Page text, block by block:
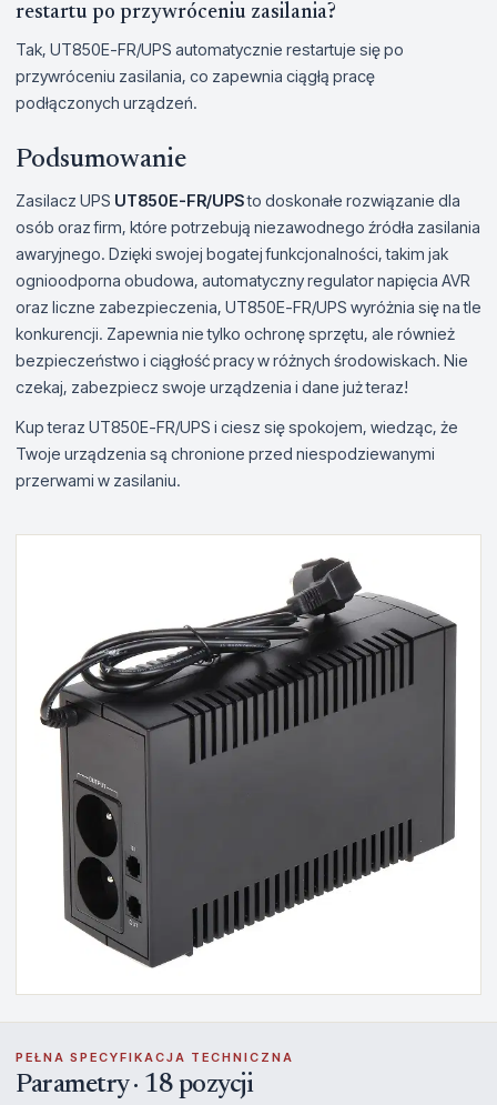
restartu po przywróceniu zasilania?
Tak, UT850E-FR/UPS automatycznie restartuje się po
przywróceniu zasilania, co zapewnia ciągłą pracę
podłączonych urządzeń.
Podsumowanie
Zasilacz UPS UT850E-FR/UPSto doskonałe rozwiązanie dla
osób oraz firm, które potrzebują niezawodnego źródła zasilania
awaryjnego. Dzięki swojej bogatej funkcjonalności, takim jak
ognioodporna obudowa, automatyczny regulator napięcia AVR
oraz liczne zabezpieczenia, UT850E-FR/UPS wyróżnia się na tle
konkurencji. Zapewnia nie tylko ochronę sprzętu, ale również
bezpieczeństwo i ciągłość pracy w różnych środowiskach. Nie
czekaj, zabezpiecz swoje urządzenia i dane już teraz!
Kup teraz UT850E-FR/UPS i ciesz się spokojem, wiedząc, że
Twoje urządzenia są chronione przed niespodziewanymi
przerwami w zasilaniu.
PEŁNA SPECYFIKACJA TECHNICZNA
Parametry · 18 pozycji